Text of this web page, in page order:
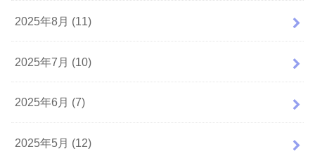
2025年8月 (11)
2025年7月 (10)
2025年6月 (7)
2025年5月 (12)